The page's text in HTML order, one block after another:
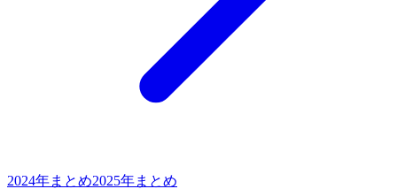
2024年まとめ2025年まとめ